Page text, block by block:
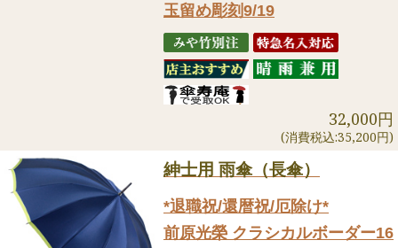
玉留め彫刻9/19
32,000円
(消費税込:35,200円)
紳士用 雨傘（長傘）
*退職祝/還暦祝/厄除け*
前原光榮 クラシカルボーダー16